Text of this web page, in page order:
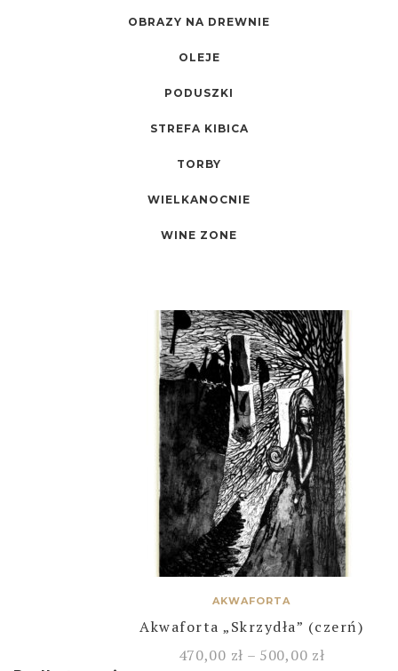
OBRAZY NA DREWNIE
OLEJE
PODUSZKI
STREFA KIBICA
TORBY
WIELKANOCNIE
WINE ZONE
AKWAFORTA
Akwaforta „Skrzydła” (czerń)
470,00 zł – 500,00 zł